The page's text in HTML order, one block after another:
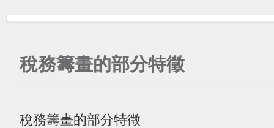
稅務籌畫的部分特徵
稅務籌畫的部分特徵